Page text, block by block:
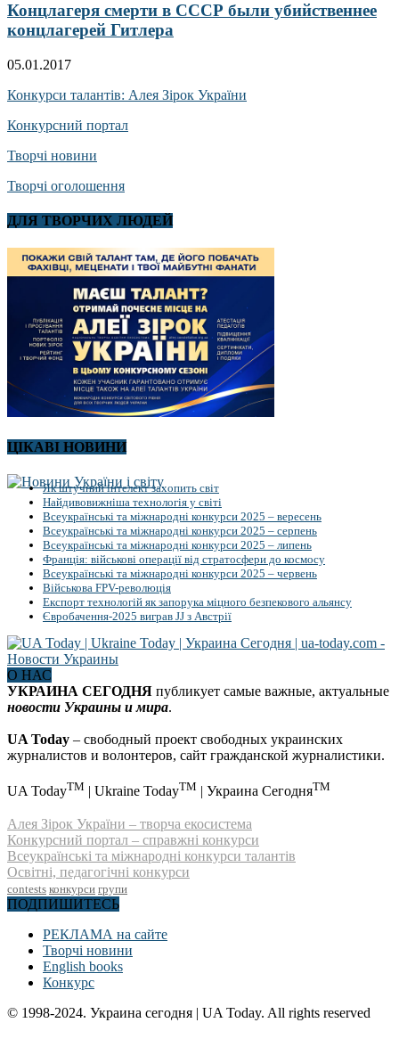
Концлагеря смерти в СССР были убийственнее
концлагерей Гитлера
05.01.2017
Конкурси талантів: Алея Зірок України
Конкурсний портал
Творчі новини
Творчі оголошення
ДЛЯ ТВОРЧИХ ЛЮДЕЙ
ЦІКАВІ НОВИНИ
Як штучний інтелект захопить світ
Найдивовижніша технологія у світі
Всеукраїнські та міжнародні конкурси 2025 – вересень
Всеукраїнські та міжнародні конкурси 2025 – серпень
Всеукраїнські та міжнародні конкурси 2025 – липень
Франція: військові операції від стратосфери до космосу
Всеукраїнські та міжнародні конкурси 2025 – червень
Військова FPV-революція
Експорт технологій як запорука міцного безпекового альянсу
Євробачення-2025 виграв JJ з Австрії
О НАС
УКРАИНА СЕГОДНЯ публикует самые важные, актуальные
новости Украины и мира.
UA Today – свободный проект свободных украинских
журналистов и волонтеров, сайт гражданской журналистики.
UA TodayTM | Ukraine TodayTM | Украина СегодняTM
Алея Зірок України – творча екосистема
Конкурсний портал – справжні конкурси
Всеукраїнські та міжнародні конкурси талантів
Освітні, педагогічні конкурси
contests конкурси групи
ПОДПИШИТЕСЬ
РЕКЛАМА на сайте
Творчі новини
English books
Конкурс
© 1998-2024. Украина сегодня | UA Today. All rights reserved